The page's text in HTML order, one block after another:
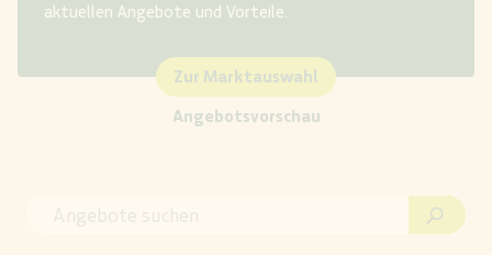
aktuellen Angebote und Vorteile.​
Zur Marktauswahl
Angebotsvorschau